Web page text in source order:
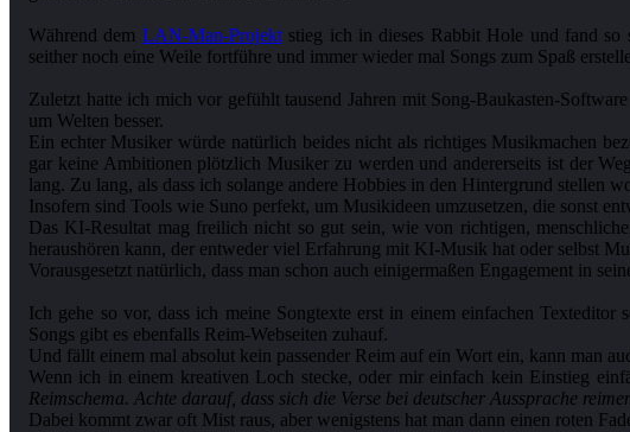
Während dem LAN-Man-Projektstieg ich in dieses Rabbit Hole und fand so
seither noch eine Weile fortführe und immer wieder mal Songs zum Spaß
Zuletzt hatte ich mich vor gefühlt tausend Jahren mit Song-Baukasten-
um Welten besser.
Ein echter Musiker würde natürlich beides nicht als richtiges Musikmachen
gar keine Ambitionen plötzlich Musiker zu werden und andererseits ist der
lang. Zu lang, als dass ich solange andere Hobbies in den Hintergrund stellen
Insofern sind Tools wie Suno perfekt, um Musikideen umzusetzen, die sonst
Das KI-Resultat mag freilich nicht so gut sein, wie von richtigen,
heraushören kann, der entweder viel Erfahrung mit KI-Musik hat oder selbst
Vorausgesetzt natürlich, dass man schon auch einigermaßen Engagement in
Ich gehe so vor, dass ich meine Songtexte erst in einem einfachen Texteditor
Songs gibt es ebenfalls Reim-Webseiten zuhauf.
Und fällt einem mal absolut kein passender Reim auf ein Wort ein, kann man
Wenn ich in einem kreativen Loch stecke, oder mir einfach kein Einstieg
Reimschema. Achte darauf, dass sich die Verse bei deutscher Aussprache
Dabei kommt zwar oft Mist raus, aber wenigstens hat man dann einen roten